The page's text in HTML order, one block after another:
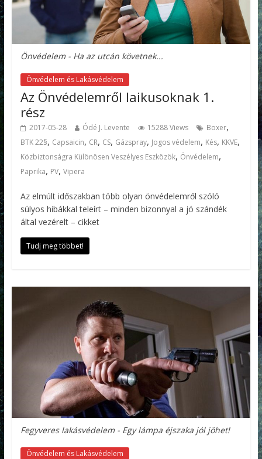
Önvédelem - Ha az utcán követnek...
Önvédelem és Lakásvédelem
Az Önvédelemről laikusoknak 1.
rész
2017-05-28 Ódé J. Levente 15288 Views Boxer,
BTK 22§, Capsaicin, CR, CS, Gázspray, Jogos védelem, Kés, KKVE,
Közbiztonságra Különösen Veszélyes Eszközök, Önvédelem,
Paprika, PV, Vipera
Az elmúlt időszakban több olyan önvédelemről szóló
súlyos hibákkal teleírt – minden bizonnyal a jó szándék
által vezérelt – cikket
Tudj meg többet!
Fegyveres lakásvédelem - Egy lámpa éjszaka jól jöhet!
Önvédelem és Lakásvédelem